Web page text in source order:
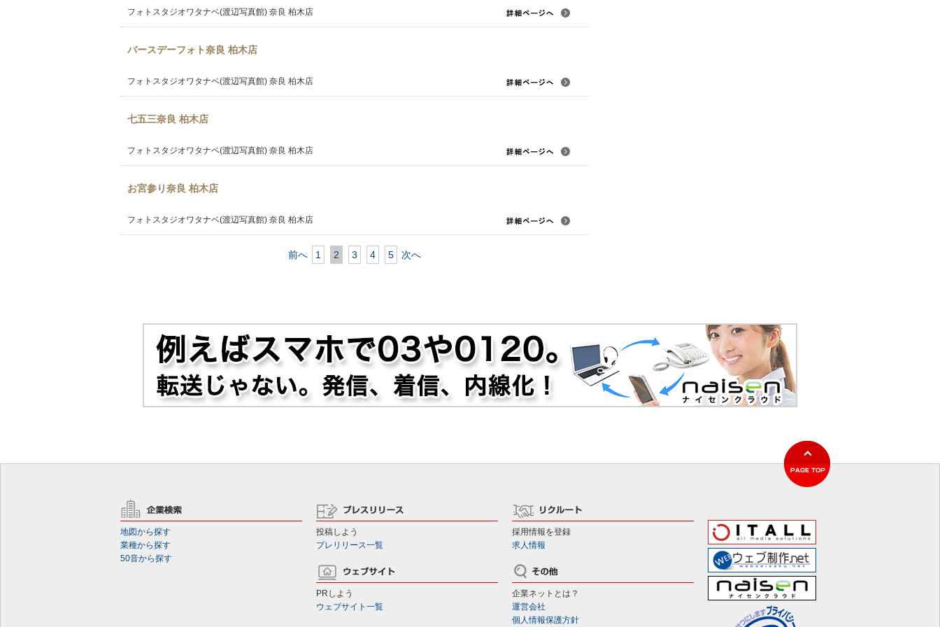
フォトスタジオワタナベ(渡辺写真館) 奈良 柏木店
バースデーフォト奈良 柏木店
フォトスタジオワタナベ(渡辺写真館) 奈良 柏木店
七五三奈良 柏木店
フォトスタジオワタナベ(渡辺写真館) 奈良 柏木店
お宮参り奈良 柏木店
フォトスタジオワタナベ(渡辺写真館) 奈良 柏木店
前へ 1 2 3 4 5 次へ
地図から探す
業種から探す
50音から探す
投稿しよう
プレリリース一覧
PRしよう
ウェブサイト一覧
採用情報を登録
求人情報
企業ネットとは？
運営会社
個人情報保護方針